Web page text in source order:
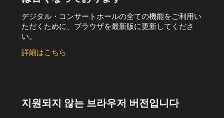
デジタル・コンサートホールの全ての機能をご利用い
ただくために、ブラウザを最新版に更新してくださ
い。
詳細はこちら
지원되지 않는 브라우저 버전입니다